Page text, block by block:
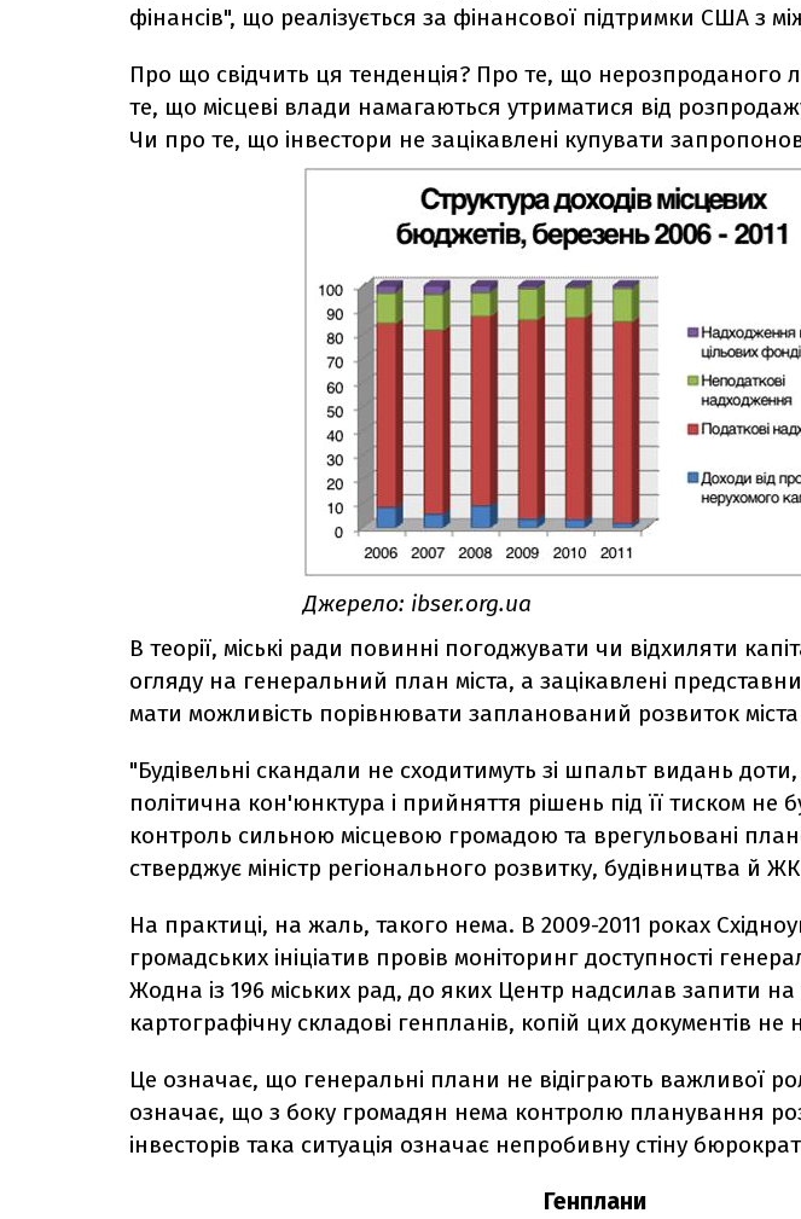
фінансів", що реалізується за фінансової підтримки США з
Про що свідчить ця тенденція? Про те, що нерозпроданого
те, що місцеві влади намагаються утриматися від
Чи про те, що інвестори не зацікавлені купувати
Джерело: ibser.org.ua
В теорії, міські ради повинні погоджувати чи відхиляти
огляду на генеральний план міста, а зацікавлені
мати можливість порівнювати запланований розвиток
"Будівельні скандали не сходитимуть зі шпальт видань
політична кон'юнктура і прийняття рішень під її тиском не
контроль сильною місцевою громадою та врегульовані
стверджує міністр регіонального розвитку, будівництва й
На практиці, на жаль, такого нема. В 2009-2011 роках
громадських ініціатив провів моніторинг доступності
Жодна із 196 міських рад, до яких Центр надсилав запити на
картографічну складові генпланів, копій цих документів не
Це означає, що генеральні плани не відіграють важливої
означає, що з боку громадян нема контролю планування
інвесторів така ситуація означає непробивну стіну
Генплани